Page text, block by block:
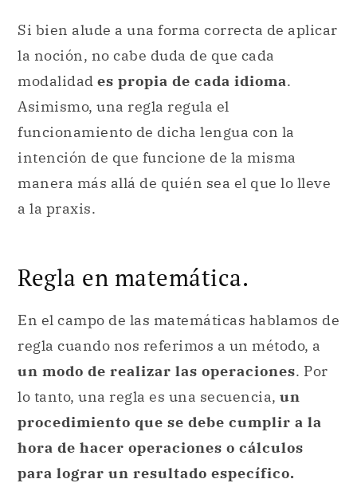
Si bien alude a una forma correcta de aplicar
la noción, no cabe duda de que cada
modalidad es propia de cada idioma.
Asimismo, una regla regula el
funcionamiento de dicha lengua con la
intención de que funcione de la misma
manera más allá de quién sea el que lo lleve
a la praxis.
Regla en matemática.
En el campo de las matemáticas hablamos de
regla cuando nos referimos a un método, a
un modo de realizar las operaciones. Por
lo tanto, una regla es una secuencia, un
procedimiento que se debe cumplir a la
hora de hacer operaciones o cálculos
para lograr un resultado específico.